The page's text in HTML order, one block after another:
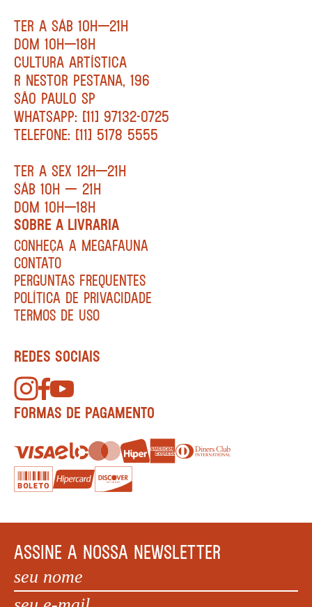
TER A SÁB 10H—21H
DOM 10H—18H
CULTURA ARTÍSTICA
R NESTOR PESTANA, 196
SÃO PAULO SP
WHATSAPP: [11] 97132-0725
TELEFONE: [11] 5178 5555
TER A SEX 12H—21H
SÁB 10H — 21H
DOM 10H—18H
SOBRE A LIVRARIA
CONHEÇA A MEGAFAUNA
CONTATO
PERGUNTAS FREQUENTES
POLÍTICA DE PRIVACIDADE
TERMOS DE USO
REDES SOCIAIS
FORMAS DE PAGAMENTO
ASSINE A NOSSA NEWSLETTER